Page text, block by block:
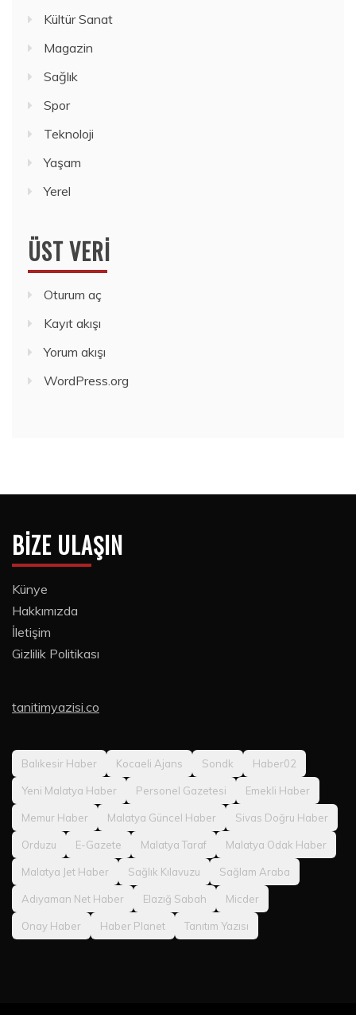
Kültür Sanat
Magazin
Sağlık
Spor
Teknoloji
Yaşam
Yerel
ÜST VERI
Oturum aç
Kayıt akışı
Yorum akışı
WordPress.org
BIZE ULAŞIN
Künye
Hakkımızda
İletişim
Gizlilik Politikası
tanitimyazisi.co
Balıkesir Haber Kocaeli Ajans Sondk Haber02
Yeni Malatya Haber Personel Gazetesi Emekli Haber
Memur Haber Malatya Güncel Haber Sivas Doğru Haber
Orduzu E-Gazete Malatya Taraf Malatya Odak Haber
Malatya Jet Haber Sağlık Kılavuzu Sağlam Araba
Adıyaman Net Haber Elazığ Sabah Micder
Onay Haber Haber Planet Tanıtım Yazısı